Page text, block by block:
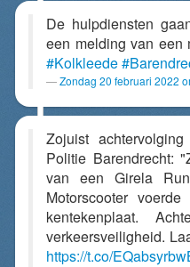
De hulpdiensten
een melding van een
#Kolkleede
Zondag 20 februari 2022
Zojuist
Politie Barendrecht:
van een Girela
Motorscooter
kentekenplaat.
verkeersveiligheid.
https://t.co/